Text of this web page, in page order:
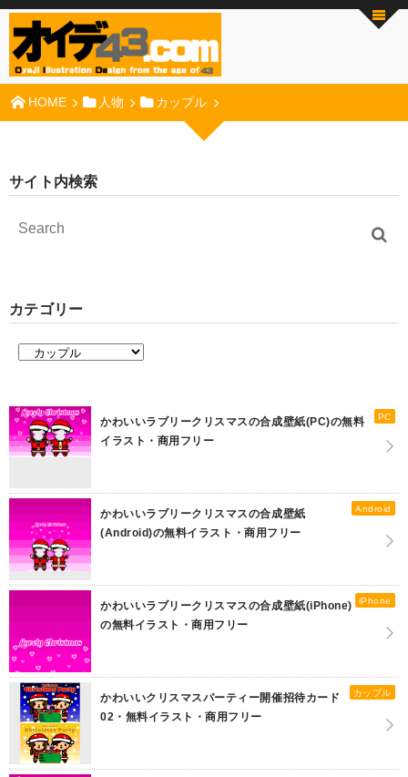
HOME 人物 カップル
サイト内検索
カテゴリー
PC
かわいいラブリークリスマスの合成壁紙(PC)の無料
イラスト・商用フリー
Android
かわいいラブリークリスマスの合成壁紙
(Android)の無料イラスト・商用フリー
iPhone
かわいいラブリークリスマスの合成壁紙(iPhone)
の無料イラスト・商用フリー
カップル
かわいいクリスマスパーティー開催招待カード
02・無料イラスト・商用フリー